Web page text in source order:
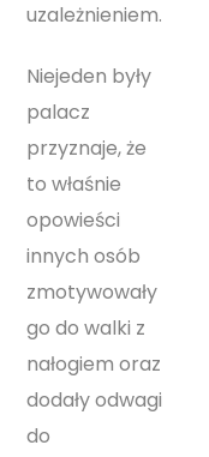
uzależnieniem.
Niejeden były
palacz
przyznaje, że
to właśnie
opowieści
innych osób
zmotywowały
go do walki z
nałogiem oraz
dodały odwagi
do